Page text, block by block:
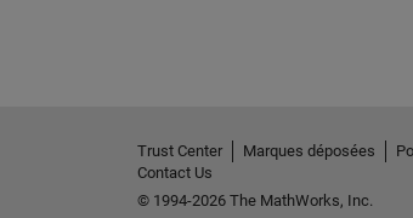
Trust Center Marques déposées
Contact Us
© 1994-2026 The MathWorks, Inc.